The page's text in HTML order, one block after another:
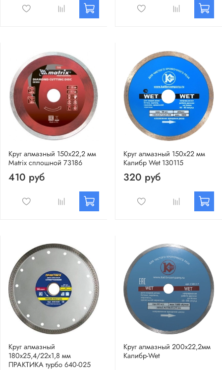
Круг алмазный 150х22,2 мм
Matrix сплошной 73186
410 руб
Круг алмазный 150х22 мм
Калибр Wet 130115
320 руб
Круг алмазный
180х25,4/22х1,8 мм
ПРАКТИКА турбо 640-025
Круг алмазный 200х22,2мм
Калибр-Wet